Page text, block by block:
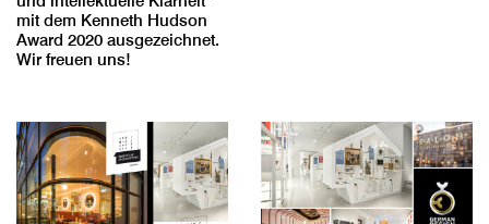
mit dem Kenneth Hudson
Award 2020 ausgezeichnet.
Wir freuen uns!